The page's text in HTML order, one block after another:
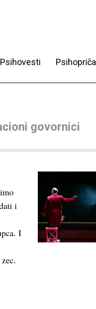
Psihovesti Psihopriča
govornici
i
I